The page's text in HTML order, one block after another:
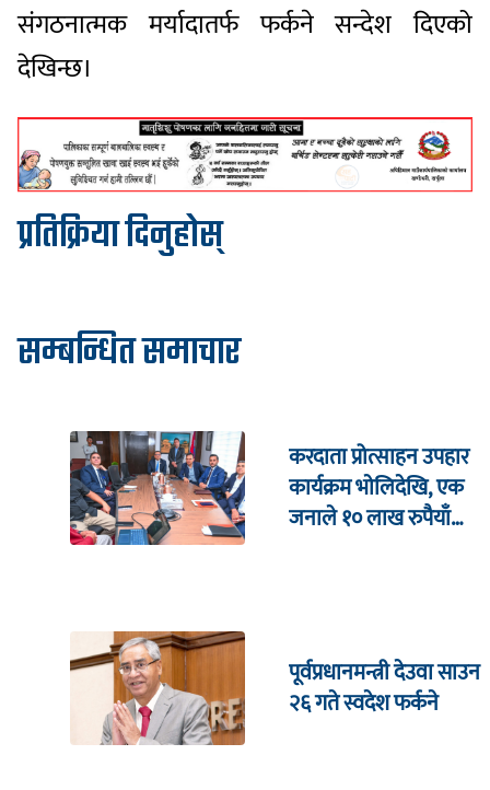
संगठनात्मक मर्यादातर्फ फर्कने सन्देश दिएको
देखिन्छ।
प्रतिक्रिया दिनुहोस्
सम्बन्धित समाचार
करदाता प्रोत्साहन उपहार
कार्यक्रम भाेलिदेखि, एक
जनाले १० लाख रुपैयाँ
पूर्वप्रधानमन्त्री देउवा साउन
२६ गते स्वदेश फर्कने